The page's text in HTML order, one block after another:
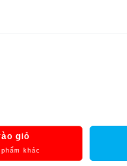
giỏ
khác